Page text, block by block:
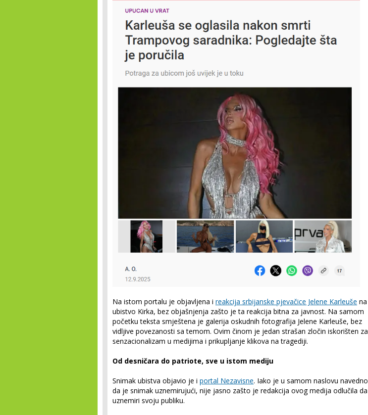
Na istom portalu je objavljena i reakcija srbijanske pjevačice Jelene Karleuše na
ubistvo Kirka, bez objašnjenja zašto je ta reakcija bitna za javnost. Na samom
početku teksta smještena je galerija oskudnih fotografija Jelene Karleuše, bez
vidljive povezanosti sa temom. Ovim činom je jedan strašan zločin iskorišten za
senzacionalizam u medijima i prikupljanje klikova na tragediji.
Od desničara do patriote, sve u istom mediju
Snimak ubistva objavio je i portal Nezavisne. Iako je u samom naslovu navedno
da je snimak uznemirujući, nije jasno zašto je redakcija ovog medija odlučila da
uznemiri svoju publiku.